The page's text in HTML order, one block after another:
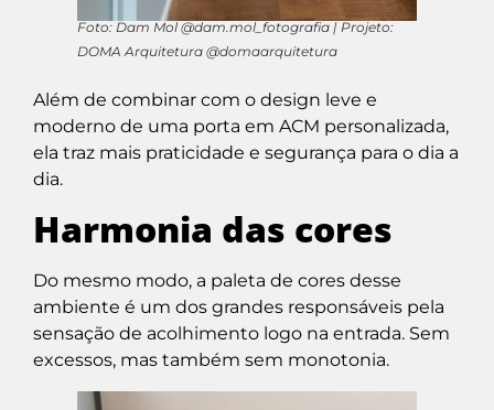
Foto: Dam Mol @dam.mol_fotografia | Projeto:
DOMA Arquitetura @domaarquitetura
Além de combinar com o design leve e
moderno de uma porta em ACM personalizada,
ela traz mais praticidade e segurança para o dia a
dia.
Harmonia das cores
Do mesmo modo, a paleta de cores desse
ambiente é um dos grandes responsáveis pela
sensação de acolhimento logo na entrada. Sem
excessos, mas também sem monotonia.